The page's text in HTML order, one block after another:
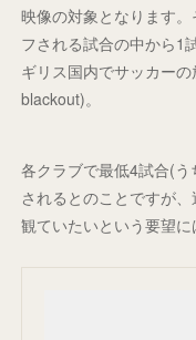
映像の対象となります
フされる試合の中から1
ギリス国内でサッカー
blackout)。
各クラブで最低4試合(
されるとのことですが
観ていたいという要望に